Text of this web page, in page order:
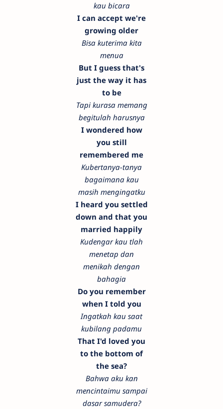
kau bicara
I can accept we're
growing older
Bisa kuterima kita
menua
But I guess that's
just the way it has
to be
Tapi kurasa memang
begitulah harusnya
I wondered how
you still
remembered me
Kubertanya-tanya
bagaimana kau
masih mengingatku
I heard you settled
down and that you
married happily
Kudengar kau tlah
menetap dan
menikah dengan
bahagia
Do you remember
when I told you
Ingatkah kau saat
kubilang padamu
That I'd loved you
to the bottom of
the sea?
Bahwa aku kan
mencintaimu sampai
dasar samudera?